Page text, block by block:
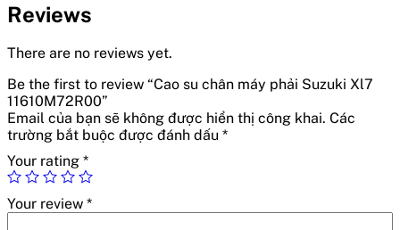
Reviews
There are no reviews yet.
Be the first to review “Cao su chân máy phải Suzuki Xl7
11610M72R00”
Email của bạn sẽ không được hiển thị công khai. Các
trường bắt buộc được đánh dấu *
Your rating *
Your review *